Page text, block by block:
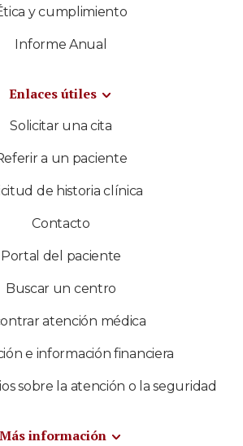
y cumplimiento
Informe Anual
Enlaces útiles
Solicitar una cita
a un paciente
de historia clínica
Contacto
Portal del paciente
Buscar un centro
atención médica
e información financiera
sobre la atención o la seguridad
Más información